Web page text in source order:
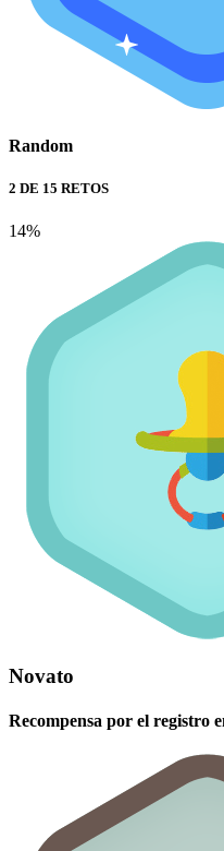
Random
2 DE 15 RETOS
14%
Novato
Recompensa por el registro